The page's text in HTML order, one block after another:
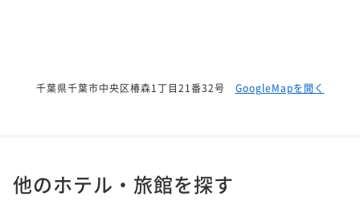
千葉県千葉市中央区椿森1丁目21番32号 GoogleMapを開く
他のホテル・旅館を探す